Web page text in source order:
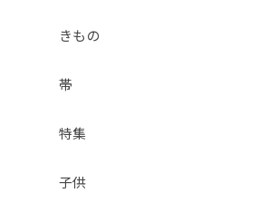
きもの
帯
特集
子供